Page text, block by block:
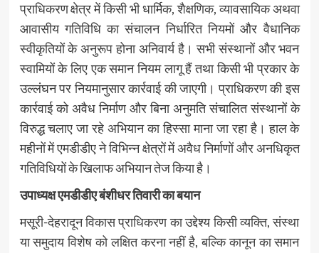
प्राधिकरण क्षेत्र में किसी भी धार्मिक, शैक्षणिक, व्यावसायिक अथवा
आवासीय गतिविधि का संचालन निर्धारित नियमों और वैधानिक
स्वीकृतियों के अनुरूप होना अनिवार्य है। सभी संस्थानों और भवन
स्वामियों के लिए एक समान नियम लागू हैं तथा किसी भी प्रकार के
उल्लंघन पर नियमानुसार कार्रवाई की जाएगी। प्राधिकरण की इस
कार्रवाई को अवैध निर्माण और बिना अनुमति संचालित संस्थानों के
विरुद्ध चलाए जा रहे अभियान का हिस्सा माना जा रहा है। हाल के
महीनों में एमडीडीए ने विभिन्न क्षेत्रों में अवैध निर्माणों और अनधिकृत
गतिविधियों के खिलाफ अभियान तेज किया है।
उपाध्यक्ष एमडीडीए बंशीधर तिवारी का बयान
मसूरी-देहरादून विकास प्राधिकरण का उद्देश्य किसी व्यक्ति, संस्था
या समुदाय विशेष को लक्षित करना नहीं है, बल्कि कानून का समान